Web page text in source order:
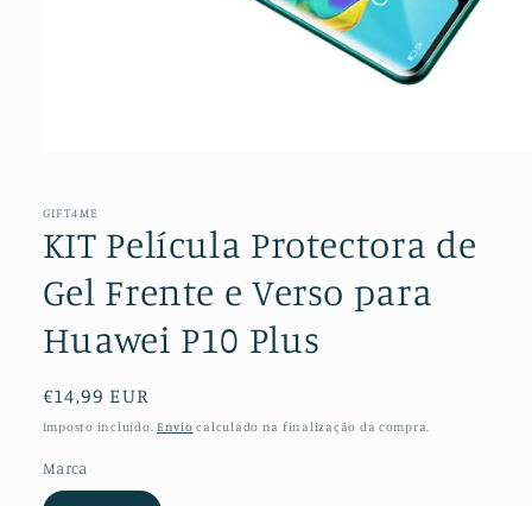
1
modal
GIFT4ME
KIT Película Protectora de
Gel Frente e Verso para
Huawei P10 Plus
Preço
normal
€14,99 EUR
Imposto incluído. Envio calculado na finalização da compra.
Marca